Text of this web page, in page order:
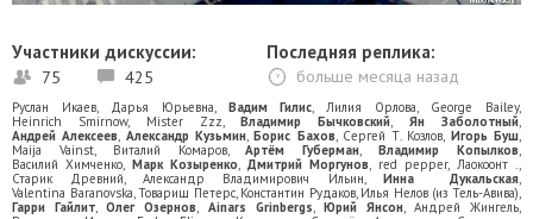
Участники дискуссии:
75 425
Последняя реплика:
больше месяца назад
Руслан Икаев, Дарья Юрьевна, Вадим Гилис,Лилия Орлова, George Bailey,
Heinrich Smirnow, Mister Zzz,Владимир Бычковский, Ян Заболотный,
Андрей Алексеев, Александр Кузьмин,Борис Бахов, Сергей Т. Козлов, Игорь Буш,
Maija Vainst, Виталий Комаров,Артём Губерман,Владимир Копылков,
Василий Химченко, Марк Козыренко, Дмитрий Моргунов, red pepper, Лаокоонт .,
Старик Древний,Александр Владимирович Ильин, Инна Дукальская,
Valentina Baranovska,Товарищ Петерс, Константин Рудаков, Илья Нелов (из Тель-Авива),
Гарри Гайлит,Олег Озернов, Ainars Grinbergs, Юрий Янсон, Андрей Жингель,